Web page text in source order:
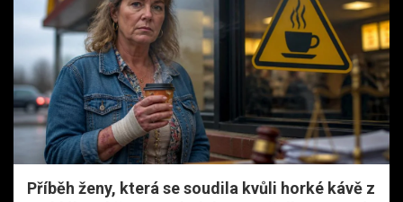
Příběh ženy, která se soudila kvůli horké kávě z